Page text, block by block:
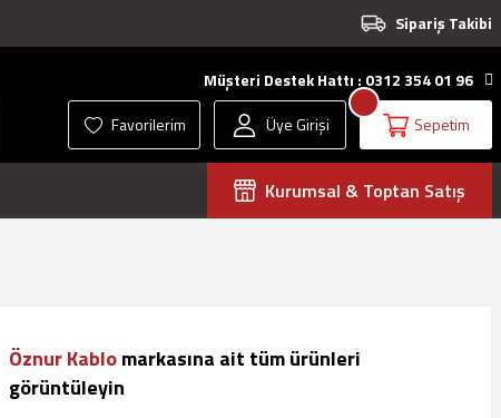
Sipariş Takibi
Müşteri Destek Hattı : 0312 354 01 96
Favorilerim Üye Girişi Sepetim
Kurumsal & Toptan Satış
Öznur Kablomarkasına ait tüm ürünleri
görüntüleyin